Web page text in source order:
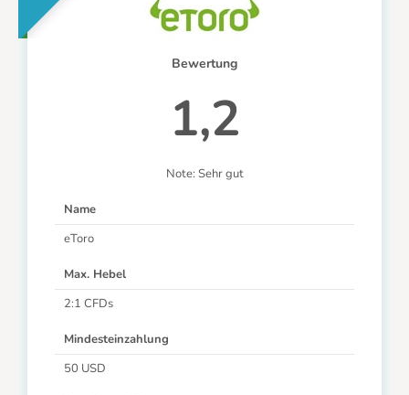
Bewertung
1,2
Note: Sehr gut
Name
eToro
Max. Hebel
2:1 CFDs
Mindesteinzahlung
50 USD